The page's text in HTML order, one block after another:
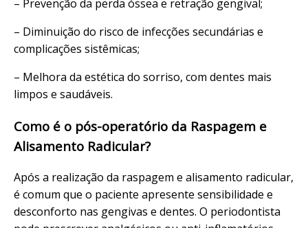
– Prevenção da perda óssea e retração gengival;
– Diminuição do risco de infecções secundárias e
complicações sistêmicas;
– Melhora da estética do sorriso, com dentes mais
limpos e saudáveis.
Como é o pós-operatório da Raspagem e
Alisamento Radicular?
Após a realização da raspagem e alisamento radicular,
é comum que o paciente apresente sensibilidade e
desconforto nas gengivas e dentes. O periodontista